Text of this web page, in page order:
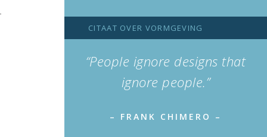
CITAAT OVER VORMGEVING
“People ignore designs that
ignore people.”
– FRANK CHIMERO –